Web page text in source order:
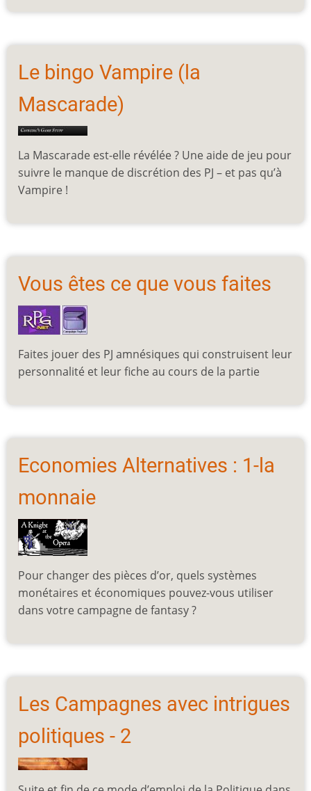
Le bingo Vampire (la
Mascarade)
La Mascarade est-elle révélée ? Une aide de jeu pour
suivre le manque de discrétion des PJ – et pas qu’à
Vampire !
Vous êtes ce que vous faites
Faites jouer des PJ amnésiques qui construisent leur
personnalité et leur fiche au cours de la partie
Economies Alternatives : 1-la
monnaie
Pour changer des pièces d’or, quels systèmes
monétaires et économiques pouvez-vous utiliser
dans votre campagne de fantasy ?
Les Campagnes avec intrigues
politiques - 2